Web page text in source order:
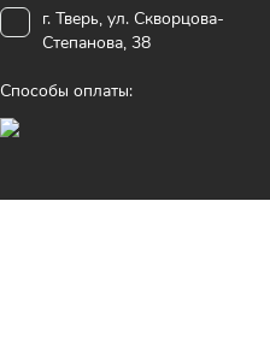
г. Тверь, ул. Скворцова-
Степанова, 38
Способы оплаты: